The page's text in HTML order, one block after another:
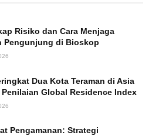
Risiko dan Cara Menjaga
Pengunjung di Bioskop
Dua Kota Teraman di Asia
Penilaian Global Residence Index
Pengamanan: Strategi